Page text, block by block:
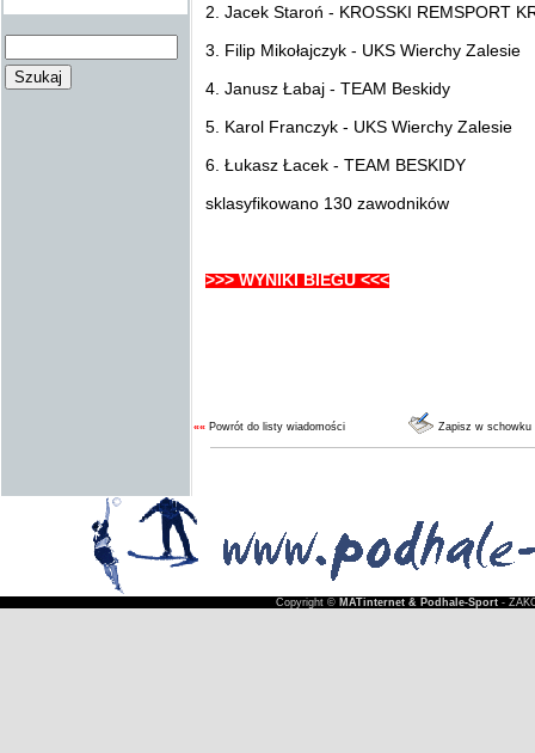
2. Jacek Staroń - KROSSKI REMSPORT
3. Filip Mikołajczyk - UKS Wierchy Zalesie
4. Janusz Łabaj - TEAM Beskidy
5. Karol Franczyk - UKS Wierchy Zalesie
6. Łukasz Łacek - TEAM BESKIDY
sklasyfikowano 130 zawodników
>>> WYNIKI BIEGU <<<
«« Powrót do listy wiadomości Zapisz w schowku
Copyright © MATinternet & Podhale-Sport-